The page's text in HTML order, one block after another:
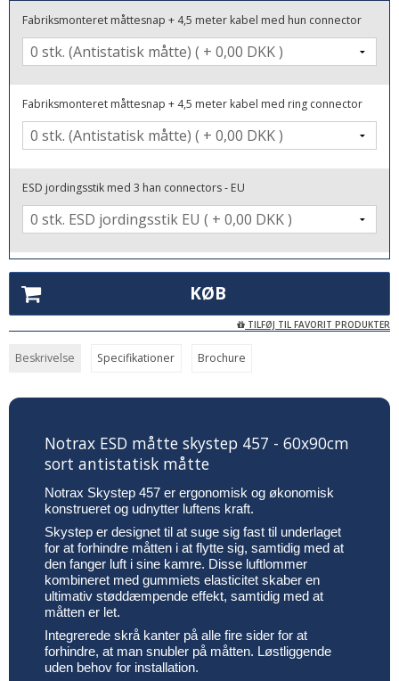
Fabriksmonteret måttesnap + 4,5 meter kabel med hun connector
Fabriksmonteret måttesnap + 4,5 meter kabel med ring connector
ESD jordingsstik med 3 han connectors - EU
KØB
TILFØJ TIL FAVORIT PRODUKTER
Beskrivelse Specifikationer Brochure
Notrax ESD måtte skystep 457 - 60x90cm
sort antistatisk måtte
Notrax Skystep 457 er ergonomisk og økonomisk
konstrueret og udnytter luftens kraft.
Skystep er designet til at suge sig fast til underlaget
for at forhindre måtten i at flytte sig, samtidig med at
den fanger luft i sine kamre. Disse luftlommer
kombineret med gummiets elasticitet skaber en
ultimativ støddæmpende effekt, samtidig med at
måtten er let.
Integrerede skrå kanter på alle fire sider for at
forhindre, at man snubler på måtten. Løstliggende
uden behov for installation.